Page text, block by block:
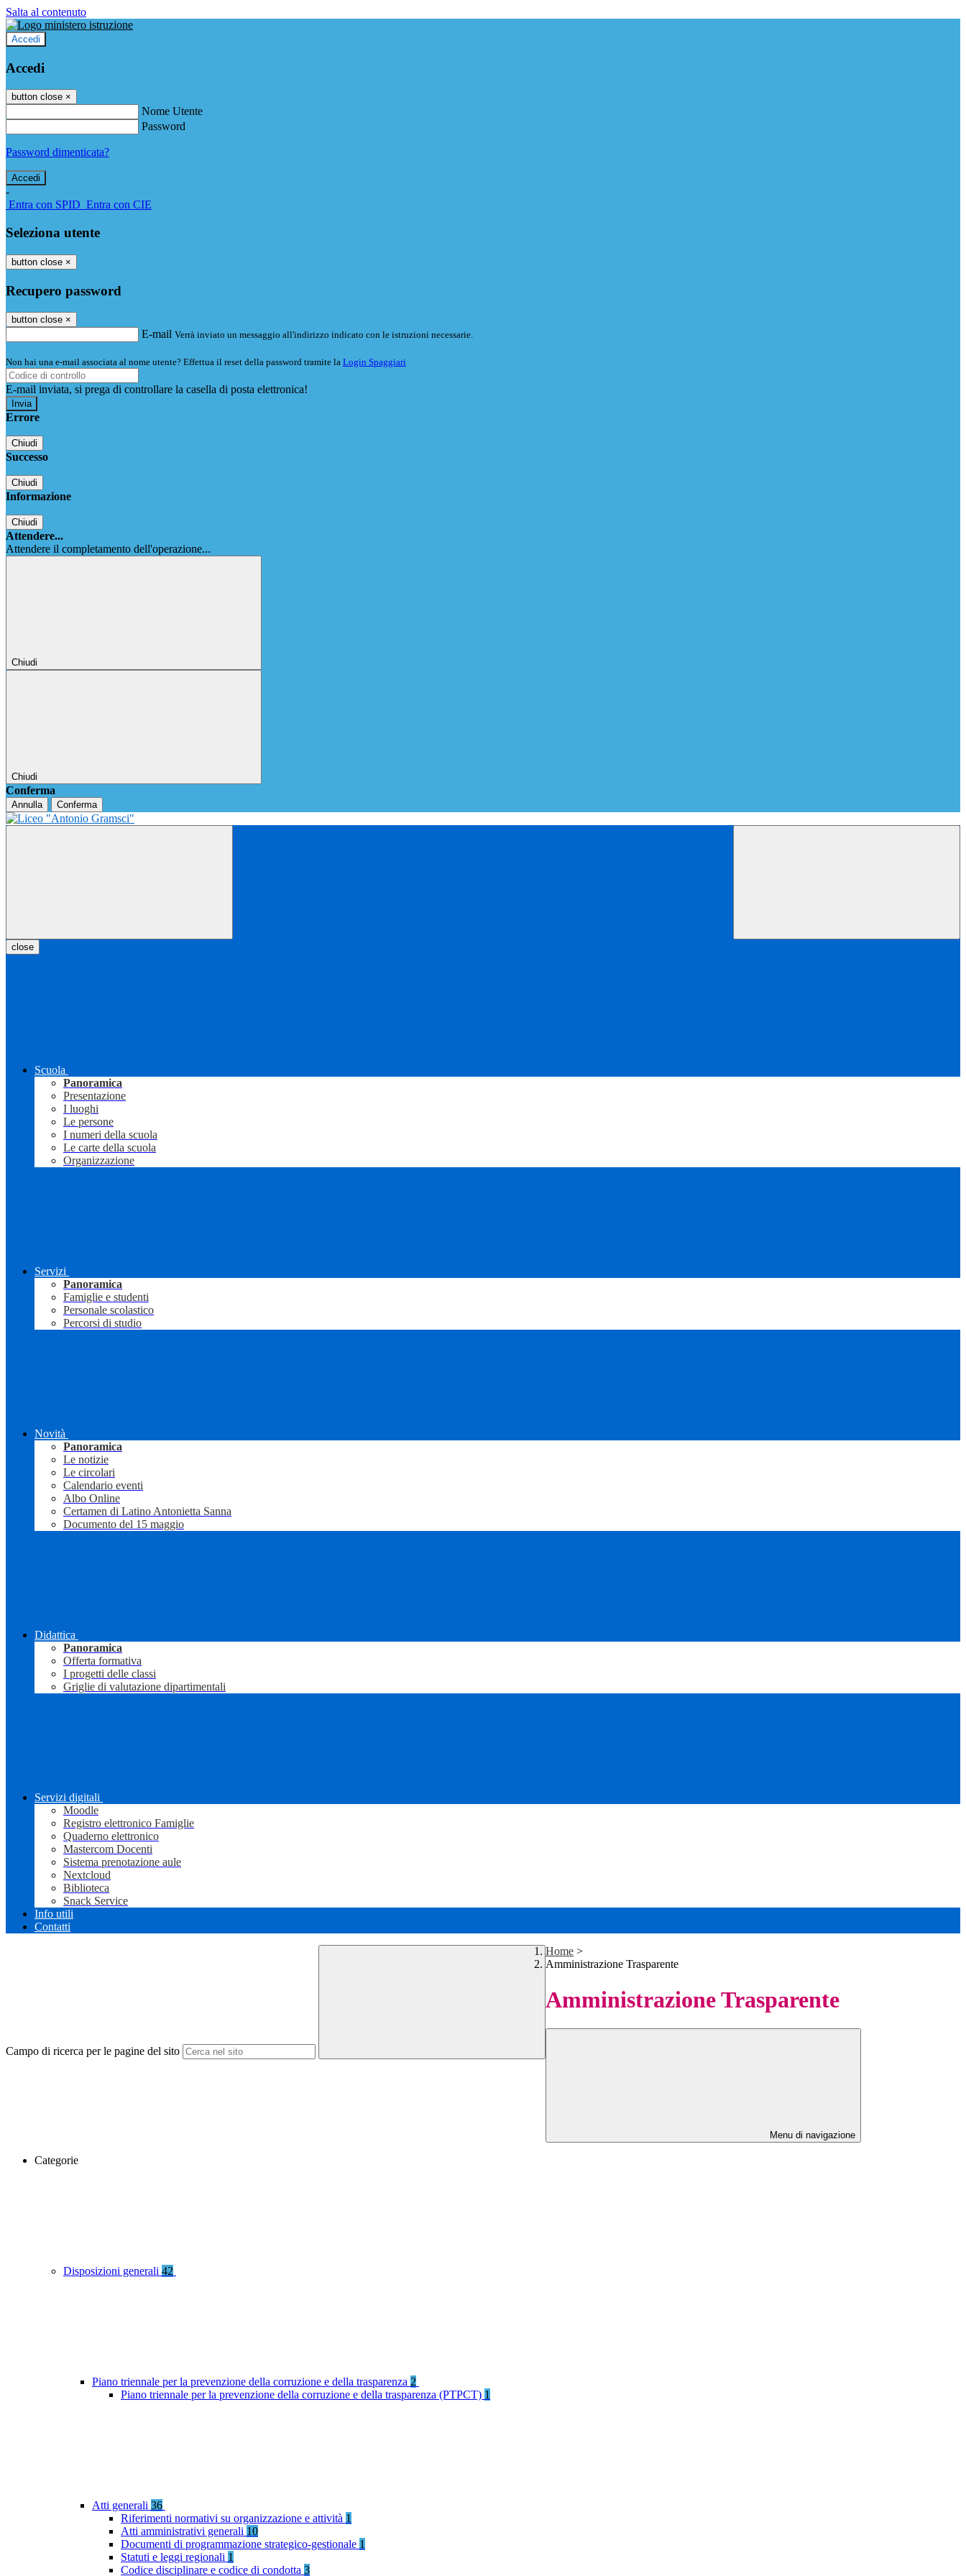
Salta al contenuto
Accedi
Accedi
button close ×
Nome Utente
Password
Password dimenticata?
-
Entra con SPID Entra con CIE
Seleziona utente
button close ×
Recupero password
button close ×
E-mail Verrà inviato un messaggio all'indirizzo indicato con le istruzioni necessarie.
Non hai una e-mail associata al nome utente? Effettua il reset della password tramite la Login Spaggiari
E-mail inviata, si prega di controllare la casella di posta elettronica!
Errore
Chiudi
Successo
Chiudi
Informazione
Chiudi
Attendere...
Attendere il completamento dell'operazione...
Chiudi
Chiudi
Conferma
Annulla Conferma
close
Scuola
Panoramica
Presentazione
I luoghi
Le persone
I numeri della scuola
Le carte della scuola
Organizzazione
Servizi
Panoramica
Famiglie e studenti
Personale scolastico
Percorsi di studio
Novità
Panoramica
Le notizie
Le circolari
Calendario eventi
Albo Online
Certamen di Latino Antonietta Sanna
Documento del 15 maggio
Didattica
Panoramica
Offerta formativa
I progetti delle classi
Griglie di valutazione dipartimentali
Servizi digitali
Moodle
Registro elettronico Famiglie
Quaderno elettronico
Mastercom Docenti
Sistema prenotazione aule
Nextcloud
Biblioteca
Snack Service
Info utili
Contatti
Campo di ricerca per le pagine del sito
Home >
Amministrazione Trasparente
Amministrazione Trasparente
Menu di navigazione
Categorie
Disposizioni generali 42
Piano triennale per la prevenzione della corruzione e della trasparenza 2
Piano triennale per la prevenzione della corruzione e della trasparenza (PTPCT) 1
Atti generali 36
Riferimenti normativi su organizzazione e attività 1
Atti amministrativi generali 10
Documenti di programmazione strategico-gestionale 1
Statuti e leggi regionali 1
Codice disciplinare e codice di condotta 3